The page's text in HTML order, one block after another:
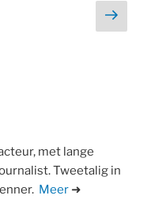
met lange
Tweetalig in
Meer ➜